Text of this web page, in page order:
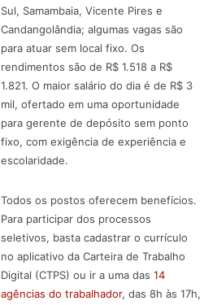
Sul, Samambaia, Vicente Pires e
Candangolândia; algumas vagas são
para atuar sem local fixo. Os
rendimentos são de R$ 1.518 a R$
1.821. O maior salário do dia é de R$ 3
mil, ofertado em uma oportunidade
para gerente de depósito sem ponto
fixo, com exigência de experiência e
escolaridade.
Todos os postos oferecem benefícios.
Para participar dos processos
seletivos, basta cadastrar o currículo
no aplicativo da Carteira de Trabalho
Digital (CTPS) ou ir a uma das 14
agências do trabalhador, das 8h às 17h,